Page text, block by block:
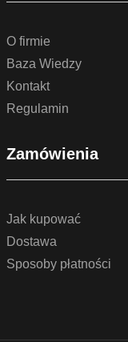
O firmie
Baza Wiedzy
Kontakt
Regulamin
Zamówienia
Jak kupować
Dostawa
Sposoby płatności